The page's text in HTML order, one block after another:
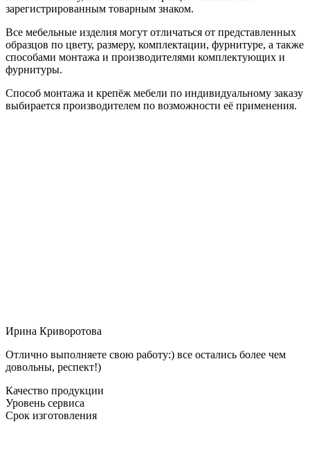
зарегистрированным товарным знаком.
Все мебельные изделия могут отличаться от представленных
образцов по цвету, размеру, комплектации, фурнитуре, а также
способами монтажа и производителями комплектующих и
фурнитуры.
Способ монтажа и крепёж мебели по индивидуальному заказу
выбирается производителем по возможности её применения.
Ирина Криворотова
Отлично выполняете свою работу:) все остались более чем
довольны, респект!)
Качество продукции
Уровень сервиса
Срок изготовления